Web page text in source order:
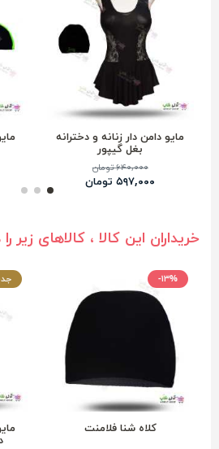
مایو دامن دار زنانه و دخترانه
بغل گیپور
۶۴۰,۰۰۰ تومان
۵۹۷,۰۰۰ تومان
خریداران این کالا ، کالاهای زیر
-۱۳%
کلاه شنا فلامنت